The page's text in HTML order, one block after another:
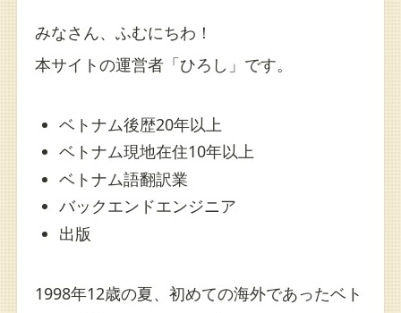
みなさん、ふむにちわ！
本サイトの運営者「ひろし」です。
ベトナム後歴20年以上
ベトナム現地在住10年以上
ベトナム語翻訳業
バックエンドエンジニア
出版
1998年12歳の夏、初めての海外であったベト